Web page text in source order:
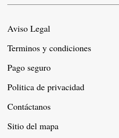
Aviso Legal
Terminos y condiciones
Pago seguro
Politica de privacidad
Contáctanos
Sitio del mapa